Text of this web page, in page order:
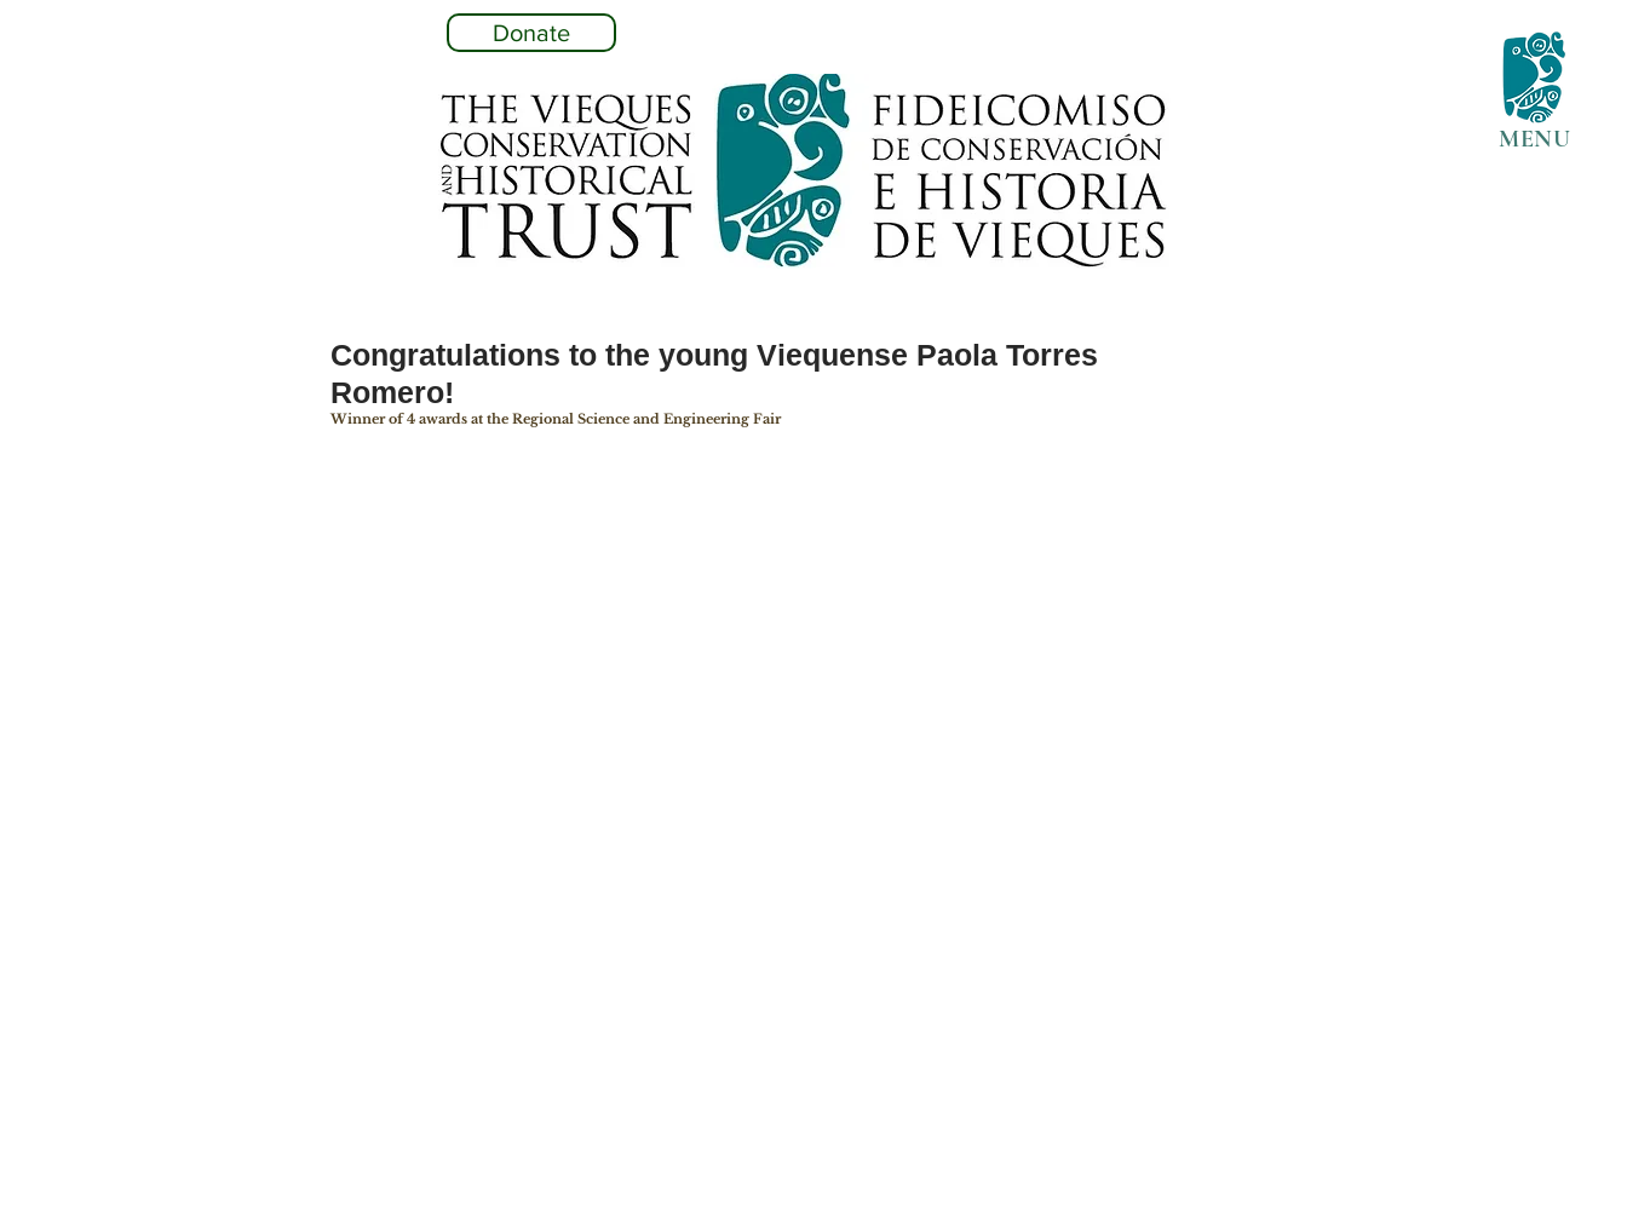
Donate
MENU
Congratulations to the young Viequense Paola Torres
Romero!
Winner of 4 awards at the Regional Science and Engineering Fair